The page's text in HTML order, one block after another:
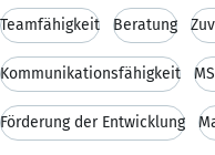
Teamfähigkeit Beratung
Kommunikationsfähigkeit
Förderung der Entwicklung